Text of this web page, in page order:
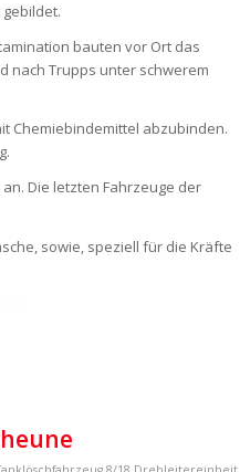
bauten vor Ort das
nach Trupps unter schwerem
Chemiebindemittel abzubinden.
Die letzten Fahrzeuge der
sowie, speziell für die Kräfte